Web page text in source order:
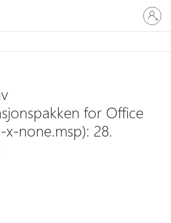
Logg
på
kontoen
for Office
x-none.msp): 28.